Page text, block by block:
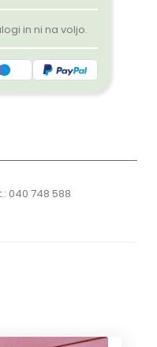
in ni na voljo.
040 748 588